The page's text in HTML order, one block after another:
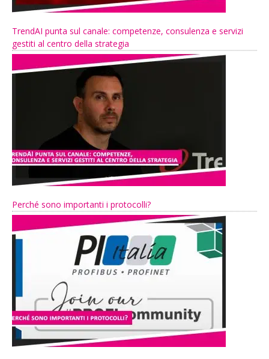
TrendAI punta sul canale: competenze, consulenza e servizi
gestiti al centro della strategia
Perché sono importanti i protocolli?